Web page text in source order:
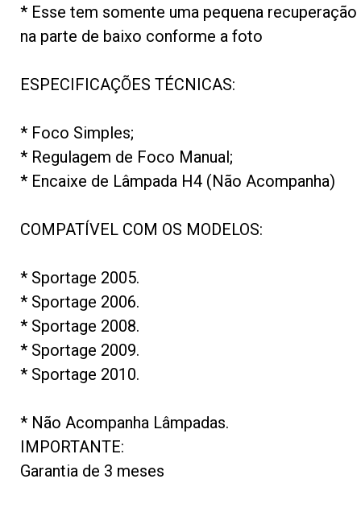
* Esse tem somente uma pequena recuperação
na parte de baixo conforme a foto
ESPECIFICAÇÕES TÉCNICAS:
* Foco Simples;
* Regulagem de Foco Manual;
* Encaixe de Lâmpada H4 (Não Acompanha)
COMPATÍVEL COM OS MODELOS:
* Sportage 2005.
* Sportage 2006.
* Sportage 2008.
* Sportage 2009.
* Sportage 2010.
* Não Acompanha Lâmpadas.
IMPORTANTE:
Garantia de 3 meses